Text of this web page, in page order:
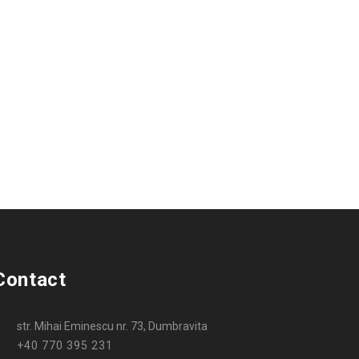
str. Mihai Eminescu nr. 73, Dumbravita
+40 770 395 231